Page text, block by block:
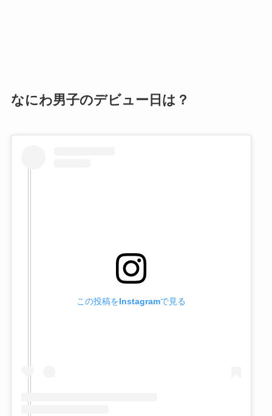
なにわ男子のデビュー日は？
この投稿をInstagramで見る